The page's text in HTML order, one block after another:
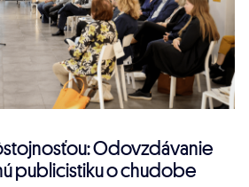
Odovzdávanie
publicistiku o chudobe